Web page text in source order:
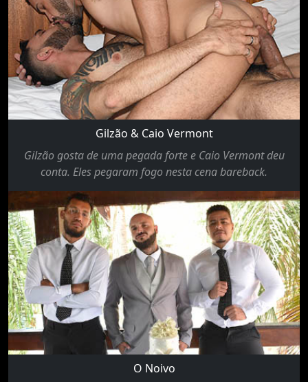
Gilzão & Caio Vermont
Gilzão gosta de uma pegada forte e Caio Vermont deu
conta. Eles pegaram fogo nesta cena bareback.
O Noivo